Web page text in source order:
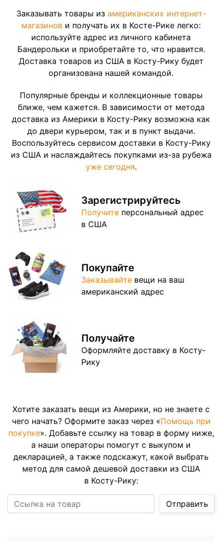
Заказывать товары из американских интернет-
магазинов и получать их в Косте-Рике легко:
используйте адрес из личного кабинета
Бандерольки и приобретайте то, что нравится.
Доставка товаров из США в Косту-Рику будет
организована нашей командой.
Популярные бренды и коллекционные товары
ближе, чем кажется. В зависимости от метода
доставка из Америки в Косту-Рику возможна как
до двери курьером, так и в пункт выдачи.
Воспользуйтесь сервисом доставки в Косту-Рику
из США и наслаждайтесь покупками из-за рубежа
уже сегодня.
Зарегистрируйтесь
Получите персональный адрес
в США
Покупайте
Заказывайте вещи на ваш
американский адрес
Получайте
Оформляйте доставку в Косту-
Рику
Хотите заказать вещи из Америки, но не знаете с
чего начать? Оформите заказ через «Помощь при
покупке». Добавьте ссылку на товар в форму ниже,
а наши операторы помогут с выкупом и
декларацией, а также подскажут, какой выбрать
метод для самой дешевой доставки из США
в Косту-Рику:
Отправить